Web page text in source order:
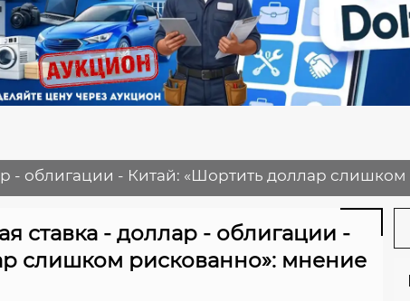
- облигации - Китай: «Шортить доллар
ставка - доллар - облигации -
слишком рискованно»: мнение